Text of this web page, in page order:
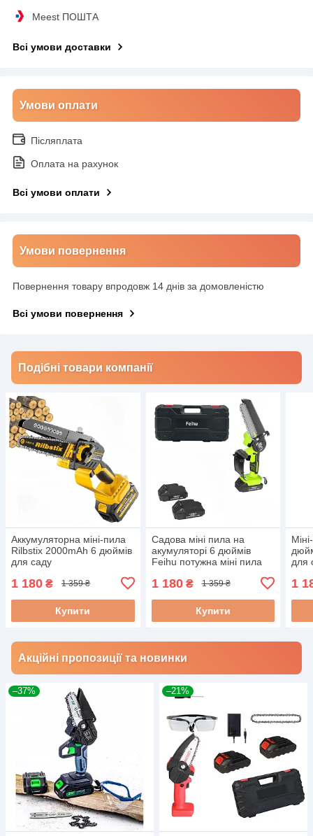
Meest ПОШТА
Всі умови доставки
Умови оплати
Післяплата
Оплата на рахунок
Всі умови оплати
Умови повернення
Повернення товару впродовж 14 днів за домовленістю
Всі умови повернення
Подібні товари компанії
Аккумуляторна міні-пила
Rilbstix 2000mAh 6 дюймів
для саду
1 180 ₴ 1 359 ₴
Купити
Садова міні пила на
акумуляторі 6 дюймів
Feihu потужна міні пила
1 180₴ 1 359 ₴
Купити
для
1
Акційні пропозиції та новинки
–37% –21%